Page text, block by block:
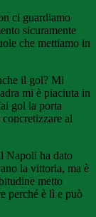
ci guardiamo
sicuramente
che mettiamo in
il gol? Mi
mi è piaciuta in
gol la porta
al
Napoli ha dato
la vittoria, ma è
metto
perché è lì e può